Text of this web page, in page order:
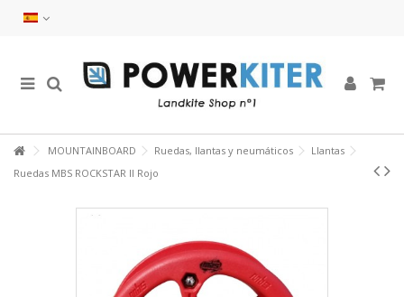
MOUNTAINBOARD Ruedas, llantas y neumáticos
Llantas
Ruedas MBS ROCKSTAR II Rojo